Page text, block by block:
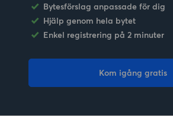
Bytesförslag anpassade för dig
Hjälp genom hela bytet
Enkel registrering på 2 minuter
Kom igång gratis